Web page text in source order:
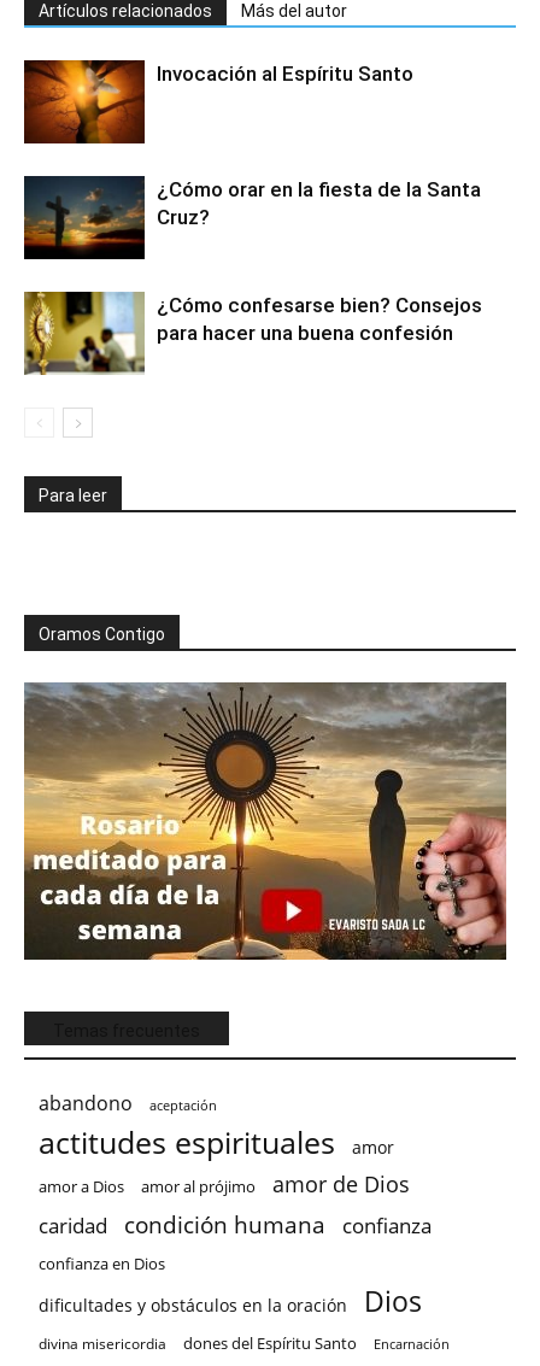
Artículos relacionados Más del autor
Invocación al Espíritu Santo
¿Cómo orar en la fiesta de la Santa
Cruz?
¿Cómo confesarse bien? Consejos
para hacer una buena confesión
Para leer
Oramos Contigo
abandono aceptación
actitudes espirituales amor
amor a Dios amor al prójimo amor de Dios
caridad condición humana confianza
confianza en Dios
dificultades y obstáculos en la oración Dios
divina misericordia dones del Espíritu Santo Encarnación